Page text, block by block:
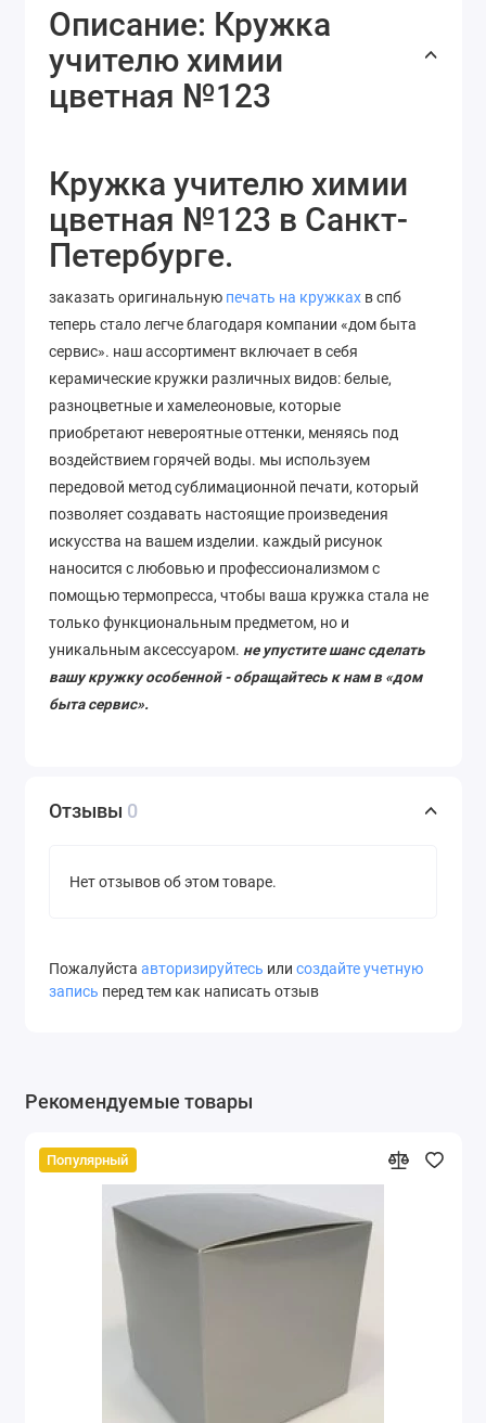
Описание: Кружка
учителю химии
цветная №123
Кружка учителю химии
цветная №123 в Санкт-
Петербурге.
заказать оригинальную печать на кружках в спб
теперь стало легче благодаря компании «дом быта
сервис». наш ассортимент включает в себя
керамические кружки различных видов: белые,
разноцветные и хамелеоновые, которые
приобретают невероятные оттенки, меняясь под
воздействием горячей воды. мы используем
передовой метод сублимационной печати, который
позволяетсоздавать настоящие произведения
искусства на вашем изделии. каждый рисунок
наносится с любовью и профессионализмом с
помощью термопресса, чтобы ваша кружка стала не
только функциональным предметом, но и
уникальным аксессуаром. не упустите шанс сделать
вашу кружку особенной - обращайтесь к нам в «дом
быта сервис».
Отзывы 0
Нет отзывов об этом товаре.
Пожалуйста авторизируйтесь или создайте учетную
запись перед тем как написать отзыв
Рекомендуемые товары
Популярный